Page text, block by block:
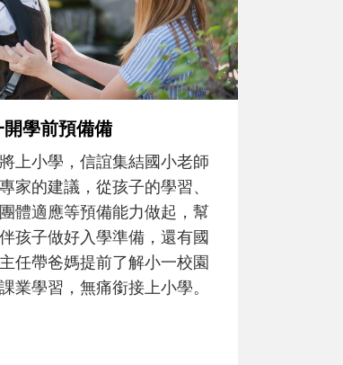
沒有人天生就擅長當爸爸！男人總是
在一次次「前所未有」的體驗中，跟
著孩子一起長大。從給予安全感的肢
體遊戲，到獨立自主、角色認同及解
決問題的能力養成。爸爸正嘗試用不
同的模樣，參與孩子每個重要的成長
歷程。